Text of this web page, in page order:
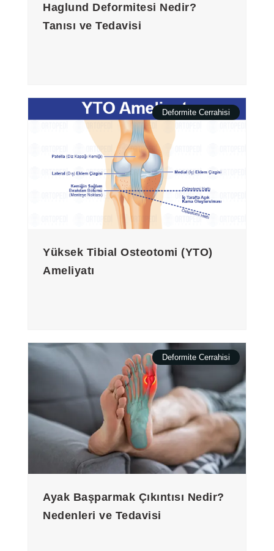
Haglund Deformitesi Nedir?
Tanısı ve Tedavisi
Deformite Cerrahisi
Yüksek Tibial Osteotomi (YTO)
Ameliyatı
Deformite Cerrahisi
Ayak Başparmak Çıkıntısı Nedir?
Nedenleri ve Tedavisi